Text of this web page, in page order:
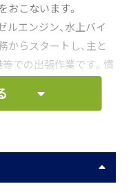
おこないます。
ルエンジン、水上バイ
からスタートし、主と
での出張作業です。慣
ら始めていただきま
うな業務を想定し